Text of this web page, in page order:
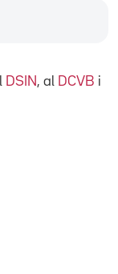
DSIN, al DCVB i